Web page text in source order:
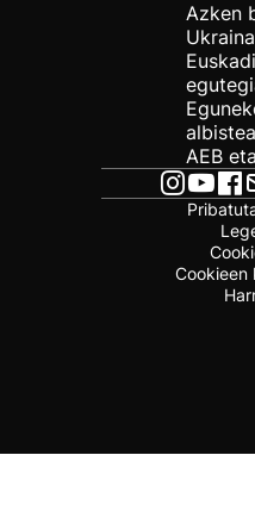
Azken
AEB
Cookieen